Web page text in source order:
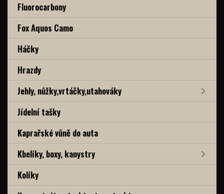
Fluorocarbony
Fox Aquos Camo
Háčky
Hrazdy
Jehly, nůžky,vrtáčky,utahováky
Jídelní tašky
Kaprařské vůně do auta
Kbelíky, boxy, kanystry
Kolíky